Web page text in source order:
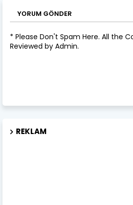
YORUM GÖNDER
* Please Don't Spam Here. All the
Reviewed by Admin.
REKLAM